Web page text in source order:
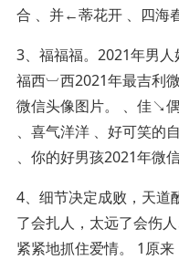
合 、并←蒂花开 、四海
3、福福福。2021年男人
福西︺西2021年最吉利
微信头像图片。 、佳↘
、喜气洋洋 、好可笑的
、你的好男孩2021年微
4、细节决定成败，天道
了会扎人，太远了会伤
紧紧地抓住爱情。 1原